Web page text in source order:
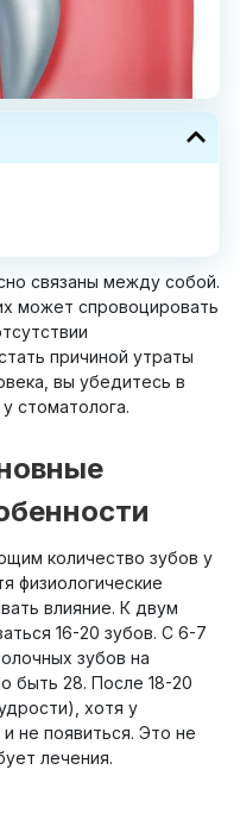
связаны между собой.
может спровоцировать
причиной утраты
вы убедитесь в
стоматолога.
количество зубов у
физиологические
влияние. К двум
16-20 зубов. С 6-7
зубов на
быть 28. После 18-20
хотя у
не появиться. Это не
лечения.